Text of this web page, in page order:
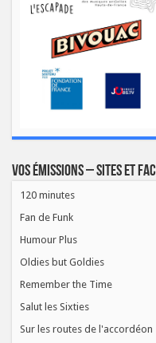
Vos émissions – Sites et
120 minutes
Fan de Funk
Humour Plus
Oldies but Goldies
Remember the Time
Salut les Sixties
Sur les routes de l'accordéon